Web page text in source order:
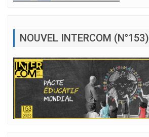
NOUVEL INTERCOM (N°153)